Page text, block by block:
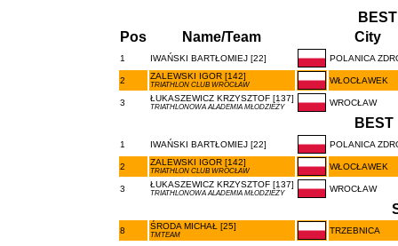
Pos
Name/Team City
1 IWAŃSKI BARTŁOMIEJ [22] POLANICA
2 ZALEWSKI IGOR [142]
TRIATHLON CLUB WROCŁAW WŁOCŁAWEK
3 ŁUKASZEWICZ KRZYSZTOF [137]
TRIATHLONOWA ALADEMIA MŁODZIEŻY WROCŁAW
BEST
1 IWAŃSKI BARTŁOMIEJ [22] POLANICA
2 ZALEWSKI IGOR [142]
TRIATHLON CLUB WROCŁAW WŁOCŁAWEK
3 ŁUKASZEWICZ KRZYSZTOF [137]
TRIATHLONOWA ALADEMIA MŁODZIEŻY WROCŁAW
8 ŚRODA MICHAŁ [25]
TMTEAM TRZEBNICA